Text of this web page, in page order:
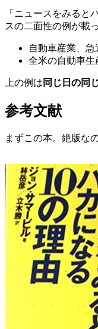
「ニュースをみると
スの二面性の例が載
自動車産業、急
全米の自動車
上の例は 同じ日の同
参考文献
まずこの本。絶版な